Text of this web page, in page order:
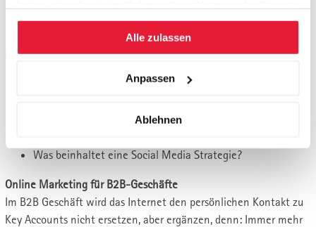
gesammelt haben.
Alle zulassen
Anpassen
Ablehnen
darlegen
Chance Bewertung: Ratings durch Kunden erzeugen
Kommunikation mit Social Media
Für welche Geschäfte eignet sich Facebook (Status
Welche Sozialen Netzwerke passen zu welchem
Was beinhaltet eine Social Media Strategie?
Online Marketing für B2B-Geschäfte
Im B2B Geschäft wird das Internet den persönlichen Kontakt zu
Key Accounts nicht ersetzen, aber ergänzen, denn: Immer mehr